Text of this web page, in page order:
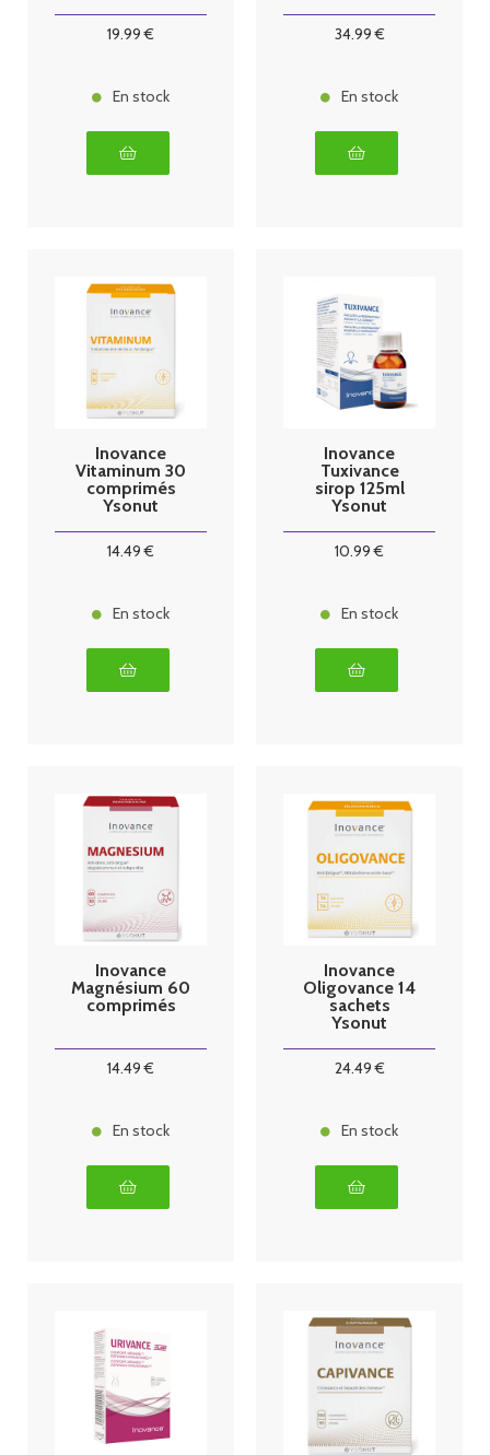
19.99 €
En stock
34.99€
En stock
Inovance
Vitaminum 30
comprimés
Ysonut
14.49 €
En stock
Inovance
Tuxivance
sirop 125ml
Ysonut
10.99 €
En stock
Inovance
Magnésium 60
comprimés
14.49 €
En stock
Inovance
Oligovance 14
sachets
Ysonut
24.49€
En stock